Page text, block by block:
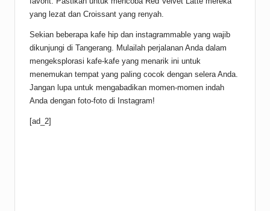
yang lezat dan Croissant yang renyah.
Sekian beberapa kafe hip dan instagrammable yang wajib
dikunjungi di Tangerang. Mulailah perjalanan Anda dalam
mengeksplorasi kafe-kafe yang menarik ini untuk
menemukan tempat yang paling cocok dengan selera Anda.
Jangan lupa untuk mengabadikan momen-momen indah
Anda dengan foto-foto di Instagram!
[ad_2]